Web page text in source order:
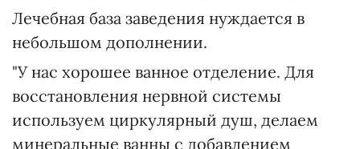
Лечебная база заведения нуждается в
небольшом дополнении.
"У нас хорошее ванное отделение. Для
восстановления нервной системы
используем циркулярный душ, делаем
минеральные ванны с добавлением